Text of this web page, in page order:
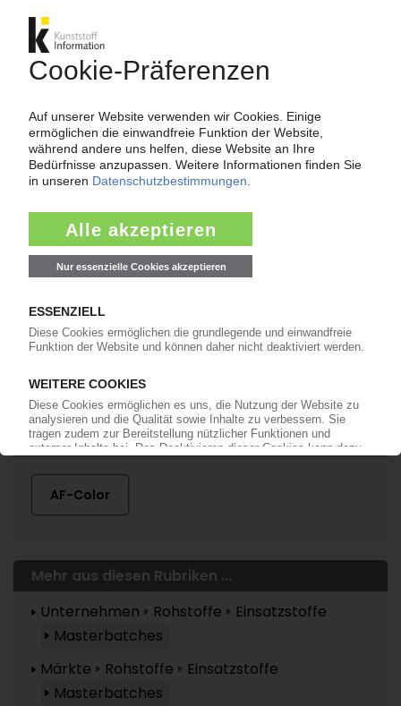
Jetzt weiterlesen mit einem KI Abo:
Ihr KI Zugang
jährlich kündbar
ab99€/Monat
Jetzt kostenlos testen
Mehr zu ...
AF-Color
Mehr aus diesen Rubriken ...
Unternehmen
Rohstoffe
Einsatzstoffe
Masterbatches
Märkte
Rohstoffe
Einsatzstoffe
Masterbatches